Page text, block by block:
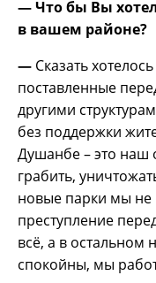
— Что бы Вы
в вашем районе?
— Сказать
поставленные
другими
без поддержки
Душанбе – это наш
грабить,
новые парки мы не
преступление
всё, а в остальном
спокойны, мы